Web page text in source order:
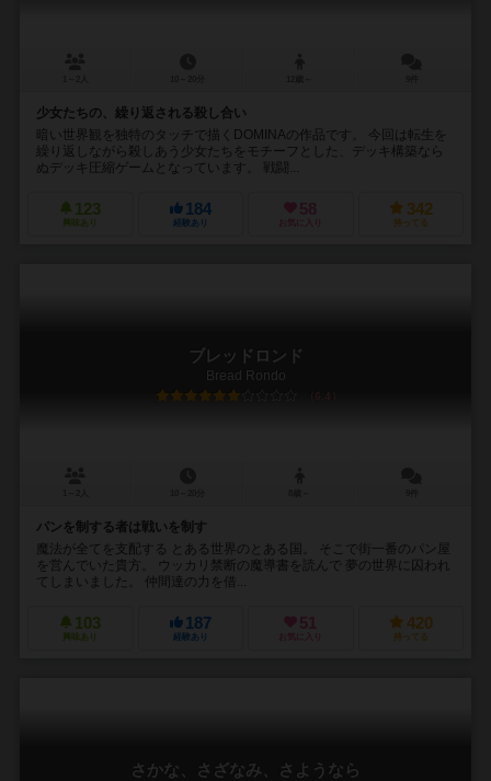
少女たちの、繰り返される殺し合い
暗い世界観を独特のタッチで描くDOMINAの作品です。 今回は転生を
繰り返しながら殺しあう少女たちをモチーフとした、デッキ構築なら
ぬデッキ圧縮ゲームとなっています。 戦闘...
123
興味あり
184
経験あり
58
お気に入り
342
持ってる
ブレッドロンド
Bread Rondo
6.4
パンを制する者は戦いを制す
魔法が全てを支配する とある世界のとある国。 そこで街一番のパン屋
を営んでいた貴方。 ウッカリ禁断の魔導書を読んで 夢の世界に囚われ
てしまいました。 仲間達の力を借...
103
興味あり
187
経験あり
51
お気に入り
420
持ってる
さかな、さざなみ、さようなら